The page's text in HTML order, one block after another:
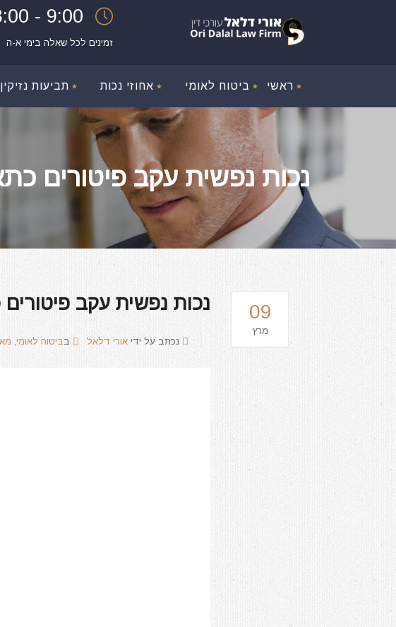
9:00 - 18:00
זמינים לכל שאלה בימי א-ה
ראשי ביטוח לאומי אחוזי נכות תביעות נזיקין
נכות נפשית עקב פיטורים
09
מרץ
נכות נפשית עקב
נכתב על ידי אורי דלאל בביטוח לאומי,